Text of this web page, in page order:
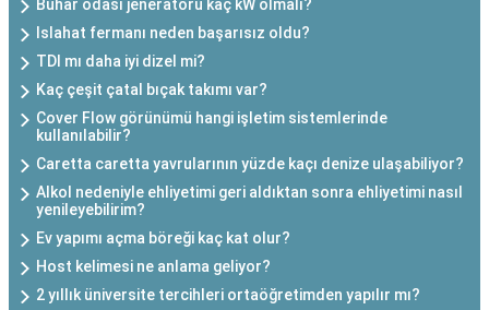
Buhar odası jeneratörü kaç kW olmalı?
Islahat fermanı neden başarısız oldu?
TDI mı daha iyi dizel mi?
Kaç çeşit çatal bıçak takımı var?
Cover Flow görünümü hangi işletim sistemlerinde
kullanılabilir?
Caretta caretta yavrularının yüzde kaçı denize ulaşabiliyor?
Alkol nedeniyle ehliyetimi geri aldıktan sonra ehliyetimi nasıl
yenileyebilirim?
Ev yapımı açma böreği kaç kat olur?
Host kelimesi ne anlama geliyor?
2 yıllık üniversite tercihleri ortaöğretimden yapılır mı?